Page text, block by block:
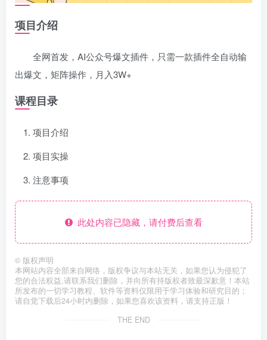
项目介绍
全网首发，AI公众号爆文插件，只需一款插件全自动输
出爆文，矩阵操作，月入3W+
课程目录
项目介绍
项目实操
注意事项
此处内容已隐藏，请付费后查看
© 版权声明
本网站内容全部来自网络，版权争议与本站无关，如果您认为侵犯了
您的合法权益,请联系我们删除，并向所有持版权者致最深歉意！本站
所发布的一切学习教程、软件等资料仅限用于学习体验和研究目的；
请自觉下载后24小时内删除，如果您喜欢该资料，请支持正版！
THE END